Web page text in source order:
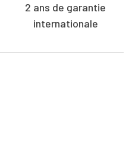
2 ans de garantie
internationale